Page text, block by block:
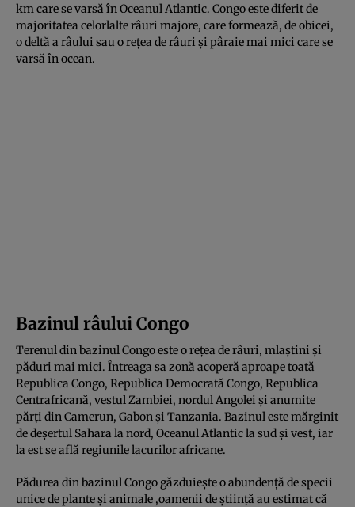
km care se varsă în Oceanul Atlantic. Congo este diferit de
majoritatea celorlalte râuri majore, care formează, de obicei,
o deltă a râului sau o rețea de râuri și pâraie mai mici care se
varsă în ocean.
Bazinul râului Congo
Terenul din bazinul Congo este o rețea de râuri, mlaștini și
păduri mai mici. Întreaga sa zonă acoperă aproape toată
Republica Congo, Republica Democrată Congo, Republica
Centrafricană, vestul Zambiei, nordul Angolei și anumite
părți din Camerun, Gabon și Tanzania. Bazinul este mărginit
de deșertul Sahara la nord, Oceanul Atlantic la sud și vest, iar
la est se află regiunile lacurilor africane.
Pădurea din bazinul Congo găzduiește o abundență de specii
unice de plante și animale ,oamenii de știință au estimat că